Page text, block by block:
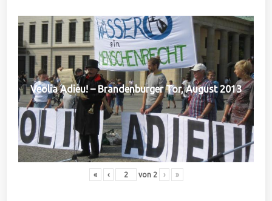
Veolia Adieu! – Brandenburger Tor, August 2013
« ‹ von 2 › »